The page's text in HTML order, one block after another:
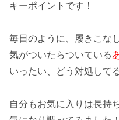
キーポイント です！
毎日のように、履きこな
気がついたらついている
いったい、どう 対処して
自分もお気に入り は長持